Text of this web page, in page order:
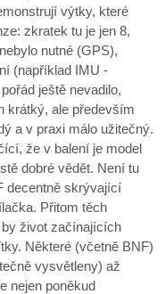
výtky, které
zkratek tu je jen 8,
nutné (GPS),
(například IMU -
ještě nevadilo,
krátký, ale především
a v praxi málo užitečný.
že v balení je model
dobré vědět. Není tu
decentně skrývající
Přitom těch
život začínajících
Některé (včetně BNF)
vysvětleny) až
nejen poněkud